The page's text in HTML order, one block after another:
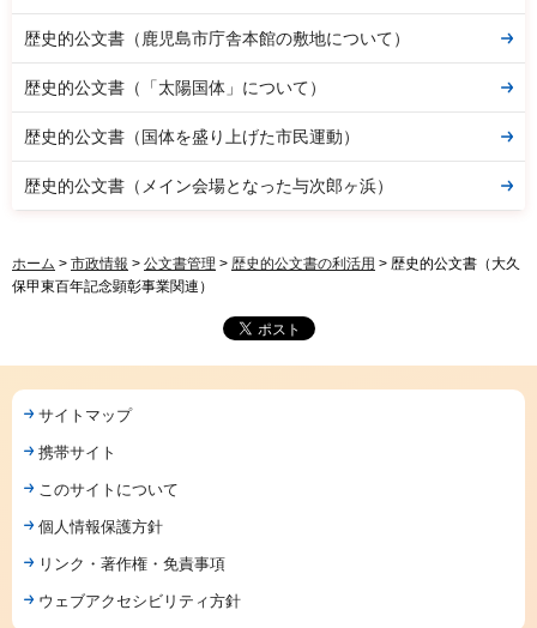
歴史的公文書（鹿児島市庁舎本館の敷地について）
歴史的公文書（「太陽国体」について）
歴史的公文書（国体を盛り上げた市民運動）
歴史的公文書（メイン会場となった与次郎ヶ浜）
ホーム > 市政情報 > 公文書管理 > 歴史的公文書の利活用 > 歴史的公文書（大久
保甲東百年記念顕彰事業関連）
サイトマップ
携帯サイト
このサイトについて
個人情報保護方針
リンク・著作権・免責事項
ウェブアクセシビリティ方針